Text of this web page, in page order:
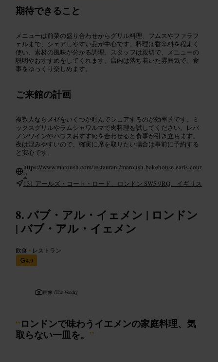
期待できること
メニューは前菜の盛り合わせからグリル料理、フムスやファラフ
ェルまで、シェアしやすい品が中心です。料理は香辛料を程よく
使い、素材の風味が分かる調理。スタッフは親切で、メニューの
説明やおすすめをしてくれます。店内は落ち着いた雰囲気で、食
事をゆっくり楽しめます。
ご来館の計画
複数人ならメゼをいくつか頼んでシェアするのが効率的です。ミ
ックスグリルやラムシャワルマで肉料理を試してください。レバ
ノンワインやハウスおすすめを合わせると食事が引き立ちます。
夜は混みやすいので、確実に席を取りたい場合は事前に予約する
と安心です。
https://www.maroush.com/restaurant/maroush-bakehouse-earls-cour
t/
131 アールズ・コート・ロード、ロンドン SW5 9RQ、イギリス
バブ・アル・イェメン | ロンドン
| バブ・アル・イェメン
飲食 • レストラン
4.9
画像 /The Vendry
“ロンドンで味わうイエメンの家庭料理、気
取らない一皿を。 ”